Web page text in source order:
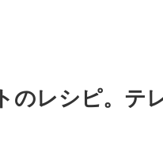
のレシピ。テ